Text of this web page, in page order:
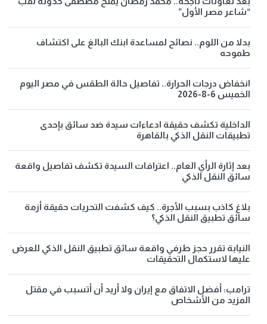
“شاعر مصر الأول”
بدلا من اللوم.. نصائح لمساعدة ابنك البالغ على اكتشاف
طموحه
انخفاض درجات الحرارة.. تفاصيل حالة الطقس في مصر اليوم
الخميس 6-8-2026
الداخلية تكشف حقيقة ادعاءات سيدة ضد سائق بإحدى
تطبيقات النقل الذكي بالقاهرة
بعد إثارة الرأي العام.. اعترافات السيدة تكشف تفاصيل واقعة
سائق النقل الذكي
بلاغ كاذب بسبب الأجرة.. كيف كشفت التحريات حقيقة أزمة
سائق تطبيق النقل الذكي؟
النيابة تقرر حجز طرفي واقعة سائق تطبيق النقل الذكي للعرض
عليها لاستكمال التحقيقات
ترامب: أفضل الاتفاق مع إيران ولا أريد أن أتسبب في مقتل
المزيد من الأشخاص